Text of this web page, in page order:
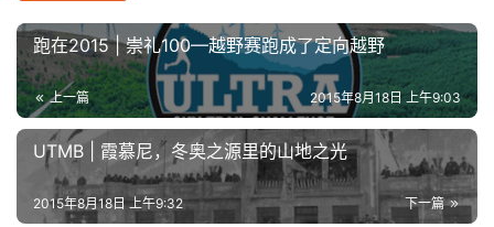
跑在2015 | 崇礼100—越野赛跑成了定向越野
上一篇 2015年8月18日 上午9:03
UTMB | 霞慕尼，冬奥之源里的山地之光
下一篇
2015年8月18日 上午9:32